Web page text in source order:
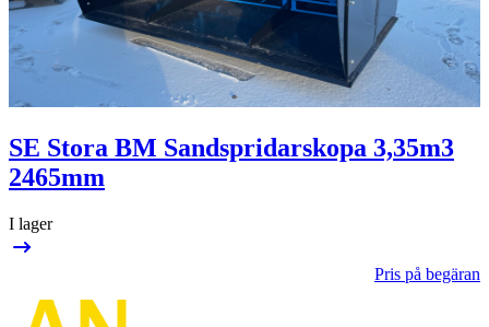
SE Stora BM Sandspridarskopa 3,35m3
2465mm
I lager
Pris på begäran